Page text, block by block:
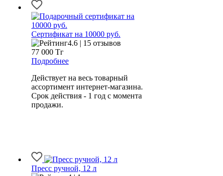
Сертификат на 10000 руб.
4.6 | 15 отзывов
77 000 Тг
Подробнее
Действует на весь товарный
ассортимент интернет-магазина.
Срок действия - 1 год с момента
продажи.
Пресс ручной, 12 л